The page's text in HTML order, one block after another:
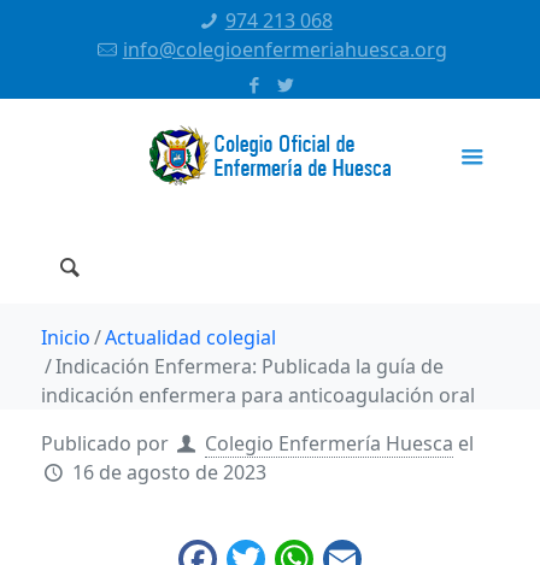
974 213 068
info@colegioenfermeriahuesca.org
Inicio Actualidad colegial
Indicación Enfermera: Publicada la guía de
indicación enfermera para anticoagulación oral
Publicado por
Colegio Enfermería Huesca el
16 de agosto de 2023